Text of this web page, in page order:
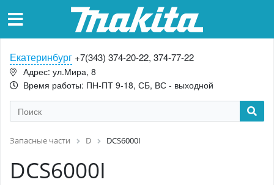
Екатеринбург +7(343) 374-20-22, 374-77-22
Адрес: ул.Мира, 8
Время работы: ПН-ПТ 9-18, СБ, ВС - выходной
Запасные части D DCS6000I
DCS6000I